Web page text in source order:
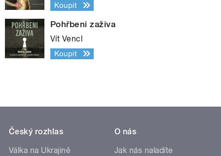
Koupit
Pohřbeni zaživa
Vít Vencl
Koupit
Český rozhlas
Válka na Ukrajině
O nás
Jak nás naladíte